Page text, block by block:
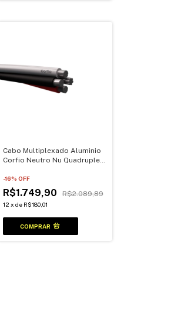
Cabo Multiplexado Aluminio
Corfio Neutro Nu Quadruplex
-16% OFF
R$1.749,90 R$2.089,89
12 x de R$180,01